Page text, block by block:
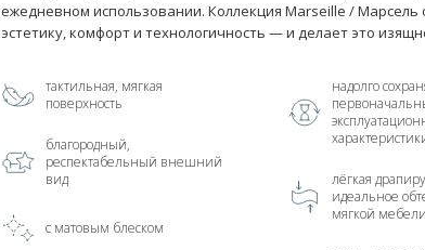
ежедневном использовании. Коллекция Marseille /
эстетику, комфорт и технологичность — и делает это
тактильная, мягкая
поверхность
благородный,
респектабельный внешний
вид
с матовым блеском
надолго
лёгкая
идеальное
мягкой мебели